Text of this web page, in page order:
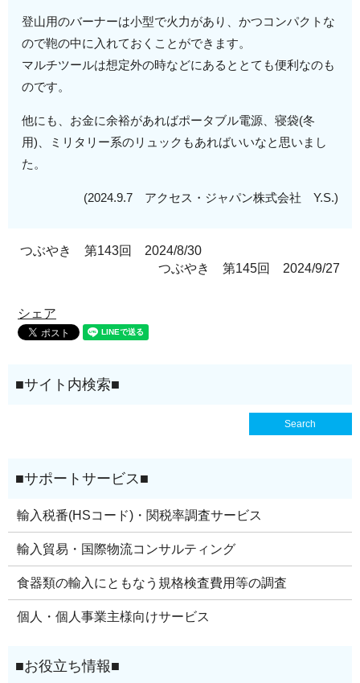
登山用のバーナーは小型で火力があり、かつコンパクトな
ので鞄の中に入れておくことができます。
マルチツールは想定外の時などにあるととても便利なのも
のです。
他にも、お金に余裕があればポータブル電源、寝袋(冬
用)、ミリタリー系のリュックもあればいいなと思いまし
た。
(2024.9.7 アクセス・ジャパン株式会社 Y.S.)
つぶやき 第143回 2024/8/30
つぶやき 第145回 2024/9/27
シェア
輸入税番(HSコード)・関税率調査サービス
輸入貿易・国際物流コンサルティング
食器類の輸入にともなう規格検査費用等の調査
個人・個人事業主様向けサービス